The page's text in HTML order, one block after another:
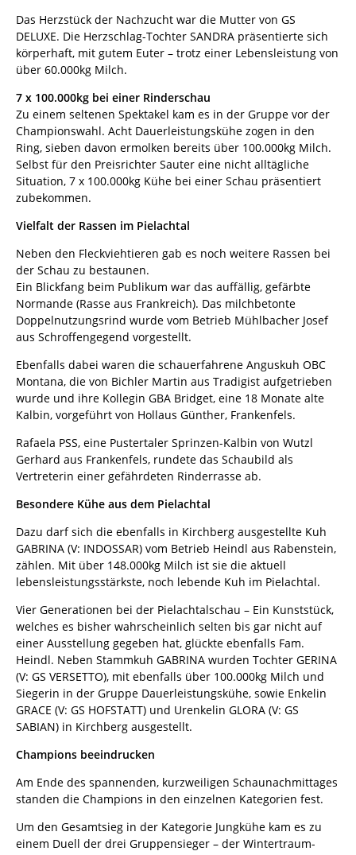
Das Herzstück der Nachzucht war die Mutter von GS
DELUXE. Die Herzschlag-Tochter SANDRA präsentierte sich
körperhaft, mit gutem Euter – trotz einer Lebensleistung von
über 60.000kg Milch.
7 x 100.000kg bei einer Rinderschau
Zu einem seltenen Spektakel kam es in der Gruppe vor der
Championswahl. Acht Dauerleistungskühe zogen in den
Ring, sieben davon ermolken bereits über 100.000kg Milch.
Selbst für den Preisrichter Sauter eine nicht alltägliche
Situation, 7 x 100.000kg Kühe bei einer Schau präsentiert
zubekommen.
Vielfalt der Rassen im Pielachtal
Neben den Fleckviehtieren gab es noch weitere Rassen bei
der Schau zu bestaunen.
Ein Blickfang beim Publikum war das auffällig, gefärbte
Normande (Rasse aus Frankreich). Das milchbetonte
Doppelnutzungsrind wurde vom Betrieb Mühlbacher Josef
aus Schroffengegend vorgestellt.
Ebenfalls dabei waren die schauerfahrene Anguskuh OBC
Montana, die von Bichler Martin aus Tradigist aufgetrieben
wurde und ihre Kollegin GBA Bridget, eine 18 Monate alte
Kalbin, vorgeführt von Hollaus Günther, Frankenfels.
Rafaela PSS, eine Pustertaler Sprinzen-Kalbin von Wutzl
Gerhard aus Frankenfels, rundete das Schaubild als
Vertreterin einer gefährdeten Rinderrasse ab.
Besondere Kühe aus dem Pielachtal
Dazu darf sich die ebenfalls in Kirchberg ausgestellte Kuh
GABRINA (V: INDOSSAR) vom Betrieb Heindl aus Rabenstein,
zählen. Mit über 148.000kg Milch ist sie die aktuell
lebensleistungsstärkste, noch lebende Kuh im Pielachtal.
Vier Generationen bei der Pielachtalschau – Ein Kunststück,
welches es bisher wahrscheinlich selten bis gar nicht auf
einer Ausstellung gegeben hat, glückte ebenfalls Fam.
Heindl. Neben Stammkuh GABRINA wurden Tochter GERINA
(V: GS VERSETTO), mit ebenfalls über 100.000kg Milch und
Siegerin in der Gruppe Dauerleistungskühe, sowie Enkelin
GRACE (V: GS HOFSTATT) und Urenkelin GLORA (V: GS
SABIAN) in Kirchberg ausgestellt.
Champions beeindrucken
Am Ende des spannenden, kurzweiligen Schaunachmittages
standen die Champions in den einzelnen Kategorien fest.
Um den Gesamtsieg in der Kategorie Jungkühe kam es zu
einem Duell der drei Gruppensieger – der Wintertraum-